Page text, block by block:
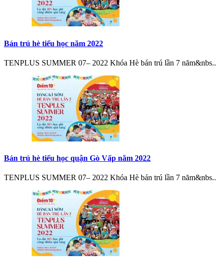
Bán trú hè tiểu học năm 2022
TENPLUS SUMMER 07– 2022 Khóa Hè bán trú lần 7 năm&nbs..
Bán trú hè tiểu học quận Gò Vấp năm 2022
TENPLUS SUMMER 07– 2022 Khóa Hè bán trú lần 7 năm&nbs..